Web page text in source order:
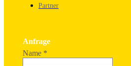
Partner
Anfrage
Name *